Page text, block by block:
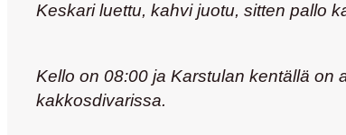
Keskari luettu, kahvi juotu, sitten pallo
Kello on 08:00 ja Karstulan kentällä on
kakkosdivarissa.